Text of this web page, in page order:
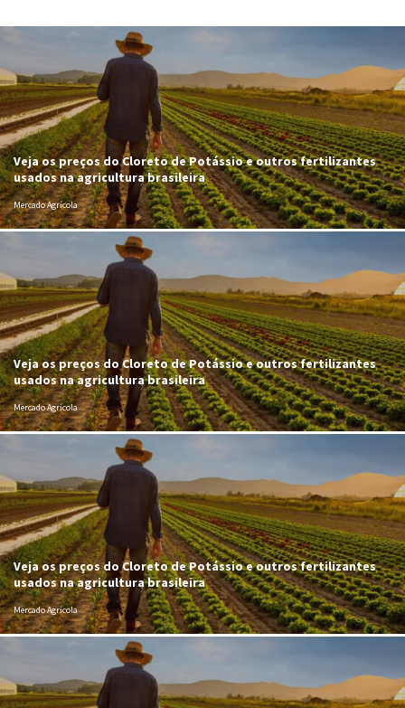
Veja os preços do Cloreto de Potássio e outros fertilizantes
usados na agricultura brasileira
Mercado Agrícola
Veja os preços do Cloreto de Potássio e outros fertilizantes
usados na agricultura brasileira
Mercado Agrícola
Veja os preços do Cloreto de Potássio e outros fertilizantes
usados na agricultura brasileira
Mercado Agrícola